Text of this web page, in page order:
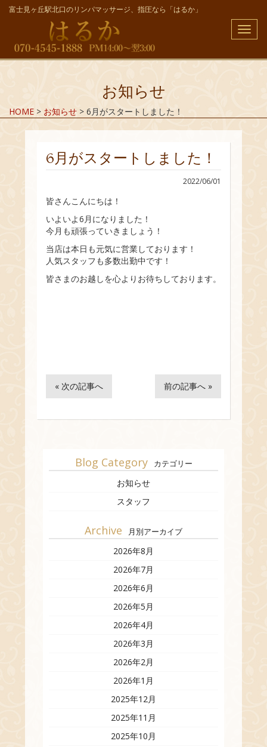
富士見ヶ丘駅北口のリンパマッサージ、指圧なら「はるか」
メ
ニ
お知らせ
HOME > お知らせ > 6月がスタートしました！
6月がスタートしました！
2022/06/01
皆さんこんにちは！
いよいよ6月になりました！
今月も頑張っていきましょう！
当店は本日も元気に営業しております！
人気スタッフも多数出勤中です！
皆さまのお越しを心よりお待ちしております。
« 次の記事へ 前の記事へ »
Blog Category カテゴリー
お知らせ
スタッフ
Archive 月別アーカイブ
2026年8月
2026年7月
2026年6月
2026年5月
2026年4月
2026年3月
2026年2月
2026年1月
2025年12月
2025年11月
2025年10月